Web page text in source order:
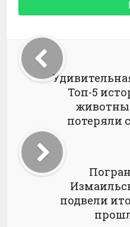
Топ-5
потеряли
подвели